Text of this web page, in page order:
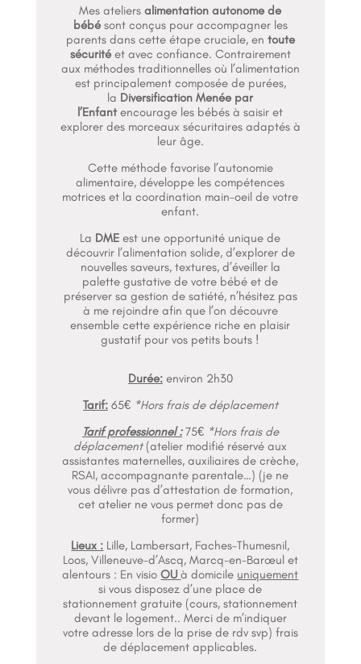
Mes ateliers alimentation autonome de
bébé sont conçus pour accompagner les
parents dans cette étape cruciale, en toute
sécurité et avec confiance. Contrairement
aux méthodes traditionnelles où l’alimentation
est principalement composée de purées,
la Diversification Menée par
l’Enfant encourage les bébés à saisir et
explorer des morceaux sécuritaires adaptés à
leur âge.
Cette méthode favorise l’autonomie
alimentaire, développe les compétences
motrices et la coordination main-oeil de votre
enfant.
La DME est une opportunité unique de
découvrir l’alimentation solide, d’explorer de
nouvelles saveurs, textures, d’éveiller la
palette gustative de votre bébé et de
préserver sa gestion de satiété, n’hésitez pas
à me rejoindre afin que l’on découvre
ensemble cette expérience riche en plaisir
gustatif pour vos petits bouts !
Durée:environ 2h30
Tarif:65€ *Hors frais de déplacement
Tarif professionnel :75€ *Hors frais de
déplacement(atelier modifié réservé aux
assistantes maternelles, auxiliaires de crèche,
RSAI, accompagnante parentale…) (je ne
vous délivre pas d’attestation de formation,
cet atelier ne vous permet donc pas de
former)
Lieux : Lille, Lambersart, Faches-Thumesnil,
Loos, Villeneuve-d’Ascq, Marcq-en-Barœul et
alentours : En visioOU à domicile uniquement
si vous disposez d’une place de
stationnement gratuite (cours, stationnement
devant le logement.. Merci de m’indiquer
votre adresse lors de la prise de rdv svp) frais
de déplacement applicables.